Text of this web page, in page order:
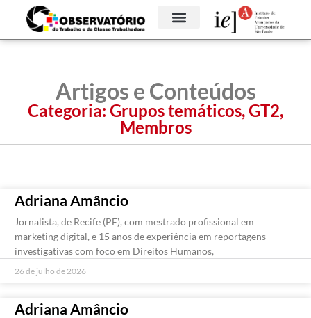
Artigos e Conteúdos
Categoria: Grupos temáticos,GT2,
Membros
Adriana Amâncio
Jornalista, de Recife (PE), com mestrado profissional em
marketing digital, e 15 anos de experiência em reportagens
investigativas com foco em Direitos Humanos,
26 de julho de 2026
Adriana Amâncio